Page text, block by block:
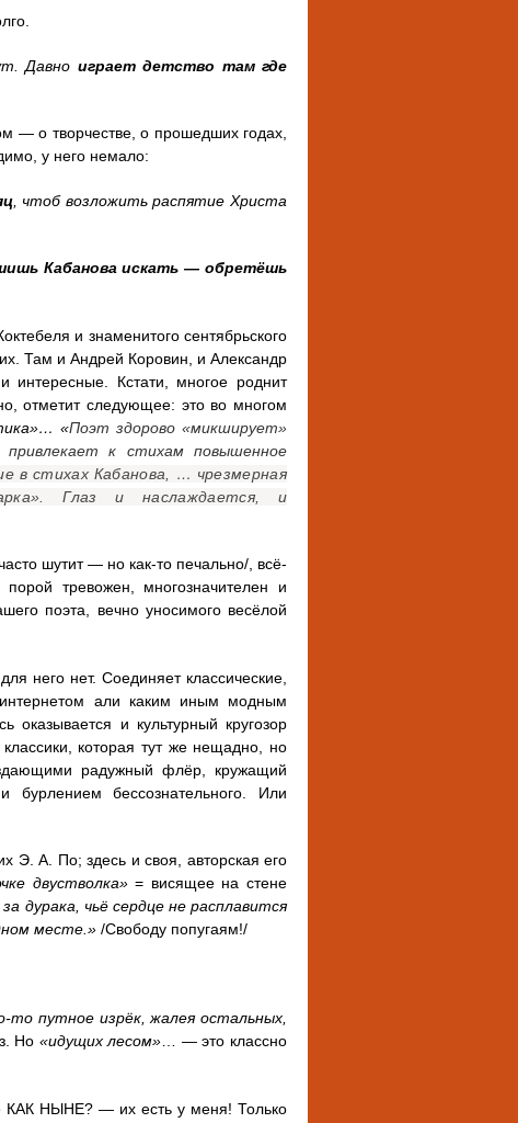
Давно играет детство там где
— о творчестве, о прошедших годах,
у него немало:
, чтоб возложить распятие Христа
Кабанова искать — обретёшь
и знаменитого сентябрьского
Там и Андрей Коровин, и Александр
Кстати, многое роднит
отметит следующее: это во многом
«Поэт здорово «микширует»
к стихам повышенное
в стихах Кабанова, … чрезмерная
Глаз и наслаждается, и
шутит — но как-то печально/, всё-
тревожен, многозначителен и
поэта, вечно уносимого весёлой
него нет. Соединяет классические,
али каким иным модным
и культурный кругозор
которая тут же нещадно, но
радужный флёр, кружащий
бессознательного. Или
Э. А. По; здесь и своя, авторская его
двустволка»= висящее на стене
дурака, чьё сердце не расплавится
месте.» /Свободу попугаям!/
то путное изрёк, жалея остальных,
Но «идущих лесом» —это классно
КАК НЫНЕ? — их есть у меня! Только